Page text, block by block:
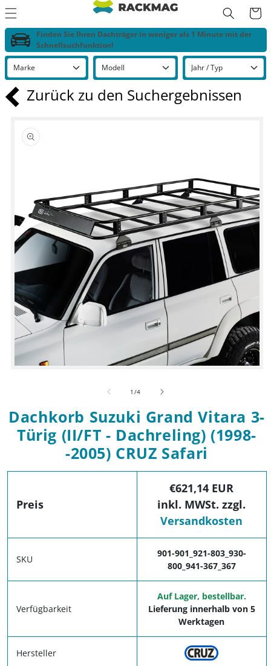
zum Inhalt
Finden Sie Ihren Dachträger in weniger als 1 Minute mit der
Schnellsuchfunktion!
Zurück zu den Suchergebnissen
springen
1 /von
4
Dachkorb Suzuki Grand Vitara 3-
Türig (II/FT - Dachreling) (1998-
-2005) CRUZ Safari
Preis
€621,14 EUR
inkl. MWSt. zzgl.
Versandkosten
SKU
901-901_921-803_930-
800_941-367_367
Verfügbarkeit
Auf Lager, bestellbar.
Lieferung innerhalb von 5
Werktagen
Hersteller